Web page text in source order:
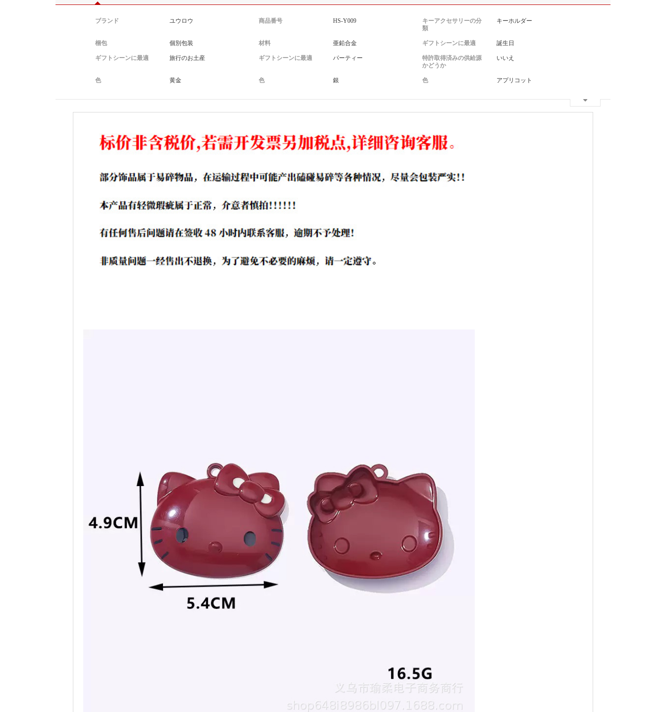
ブランド ユウロウ 商品番号 HS-Y009
キーアクセサリーの分
類
キーホルダー
梱包 個別包装 材料 亜鉛合金 ギフトシーンに最適 誕生日
ギフトシーンに最適 旅行のお土産 ギフトシーンに最適 パーティー
特許取得済みの供給源
かどうか
いいえ
色 黄金 色 銀 色 アプリコット